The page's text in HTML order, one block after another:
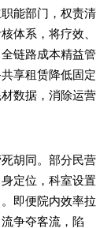
能部门，权责清
体系，将疗效、
链路成本精益管
享租赁降低固定
数据，消除运营
胡同。部分民营
定位，科室设置
即便院内效率拉
争夺客流，陷